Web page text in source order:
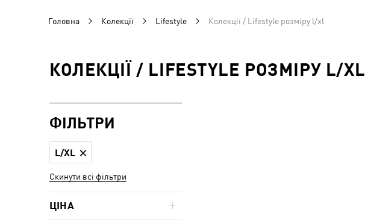
Головна Колекції Lifestyle Колекції / Lifestyle розміру l/xl
КОЛЕКЦІЇ / LIFESTYLE РОЗМІРУ L/XL
ФІЛЬТРИ
L/XL
Скинути всі фільтри
ЦІНА